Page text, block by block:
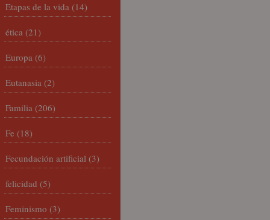
Etapas de la vida (14)
ética (21)
Europa (6)
Eutanasia (2)
Familia (206)
Fe (18)
Fecundación artificial (3)
felicidad (5)
Feminismo (3)